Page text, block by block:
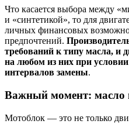
Что касается выбора между
и «синтетикой», то для
личных финансовых
предпочтений.
требований к типу масла, и
на любом из них при
интервалов замены.
Важный момент: масло
Мотоблок — это не только